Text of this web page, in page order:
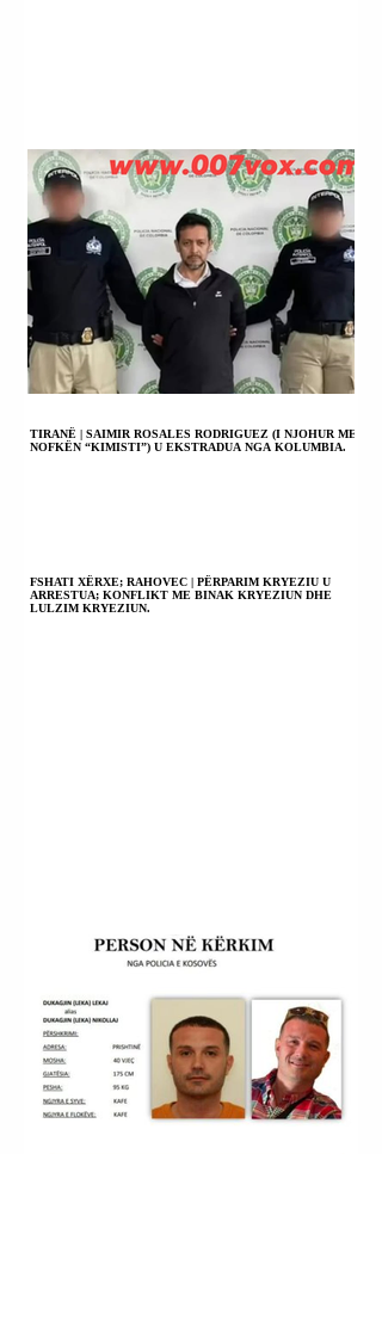
TIRANË | SAIMIR ROSALES RODRIGUEZ (I NJOHUR ME
NOFKËN “KIMISTI”) U EKSTRADUA NGA KOLUMBIA.
FSHATI XËRXE; RAHOVEC | PËRPARIM KRYEZIU U
ARRESTUA; KONFLIKT ME BINAK KRYEZIUN DHE
LULZIM KRYEZIUN.